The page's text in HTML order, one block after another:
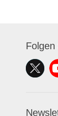
Folgen